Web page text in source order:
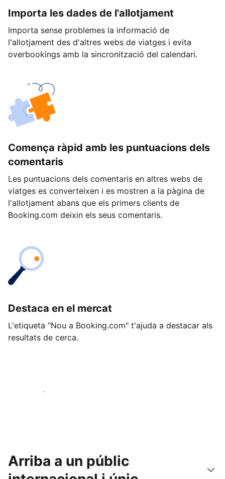
Importa les dades de l'allotjament
Importa sense problemes la informació de
l'allotjament des d'altres webs de viatges i evita
overbookings amb la sincronització del calendari.
Comença ràpid amb les puntuacions dels
comentaris
Les puntuacions dels comentaris en altres webs de
viatges es converteixen i es mostren a la pàgina de
l'allotjament abans que els primers clients de
Booking.com deixin els seus comentaris.
Destaca en el mercat
L'etiqueta "Nou a Booking.com" t'ajuda a destacar als
resultats de cerca.
Comença avui
Arriba a un públic